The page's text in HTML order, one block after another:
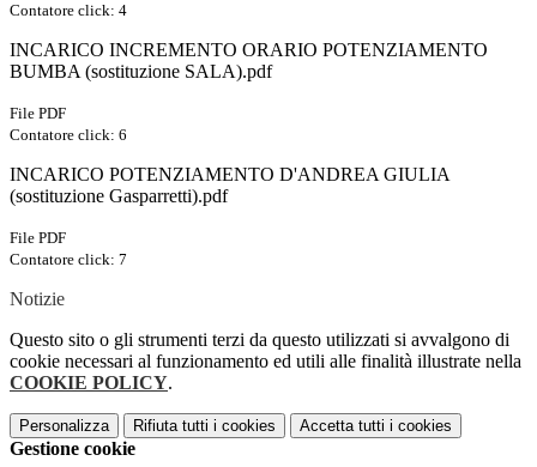
Contatore click: 4
INCARICO INCREMENTO ORARIO POTENZIAMENTO
BUMBA (sostituzione SALA).pdf
File PDF
Contatore click: 6
INCARICO POTENZIAMENTO D'ANDREA GIULIA
(sostituzione Gasparretti).pdf
File PDF
Contatore click: 7
Notizie
Questo sito o gli strumenti terzi da questo utilizzati si avvalgono di
cookie necessari al funzionamento ed utili alle finalità illustrate nella
COOKIE POLICY.
Personalizza Rifiuta tutti i cookies Accetta tutti i cookies
Gestione cookie